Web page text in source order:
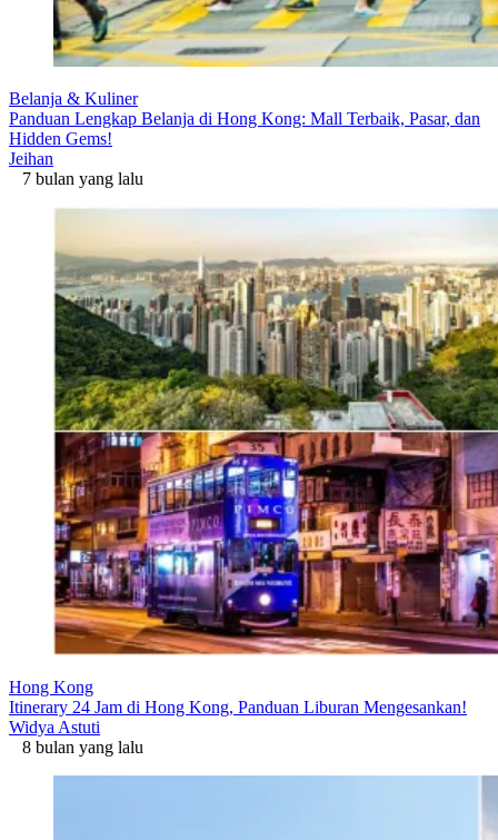
Belanja & Kuliner
Panduan Lengkap Belanja di Hong Kong: Mall Terbaik, Pasar, dan
Hidden Gems!
Jeihan
7 bulan yang lalu
Hong Kong
Itinerary 24 Jam di Hong Kong, Panduan Liburan Mengesankan!
Widya Astuti
8 bulan yang lalu